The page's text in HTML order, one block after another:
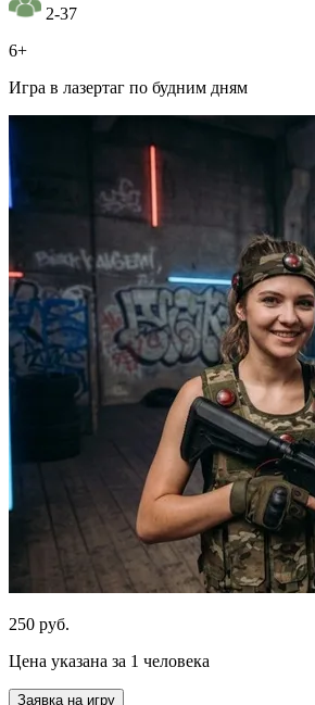
2-37
6+
Игра в лазертаг по будним дням
250 руб.
Цена указана за 1 человека
Заявка на игру